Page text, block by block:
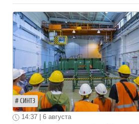
СИНТЗ
14:37 | 6 августа